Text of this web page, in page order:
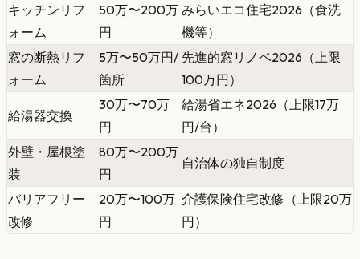
キッチンリフ
ォーム
50万〜200万
円
みらいエコ住宅2026（食洗
機等）
窓の断熱リフ
ォーム
5万〜50万円/
箇所
先進的窓リノベ2026（上限
100万円）
給湯器交換
30万〜70万
円
給湯省エネ2026（上限17万
円/台）
外壁・屋根塗
装
80万〜200万
円
自治体の独自制度
バリアフリー
改修
20万〜100万
円
介護保険住宅改修（上限20万
円）